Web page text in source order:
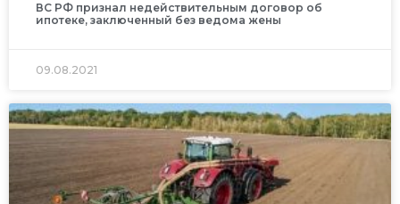
ВС РФ признал недействительным договор об
ипотеке, заключенный без ведома жены
09.08.2021